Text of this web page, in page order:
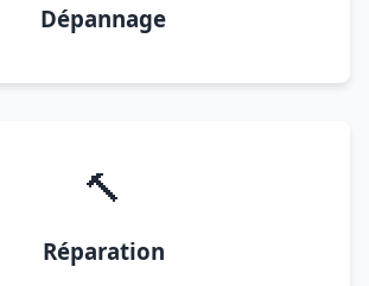
Dépannage
🔨
Réparation